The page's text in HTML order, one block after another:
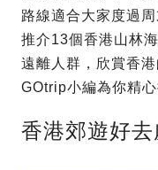
路線適合大家度過
推介13個香港山林
遠離人群，欣賞香
GOtrip小編為你精
香港郊遊好